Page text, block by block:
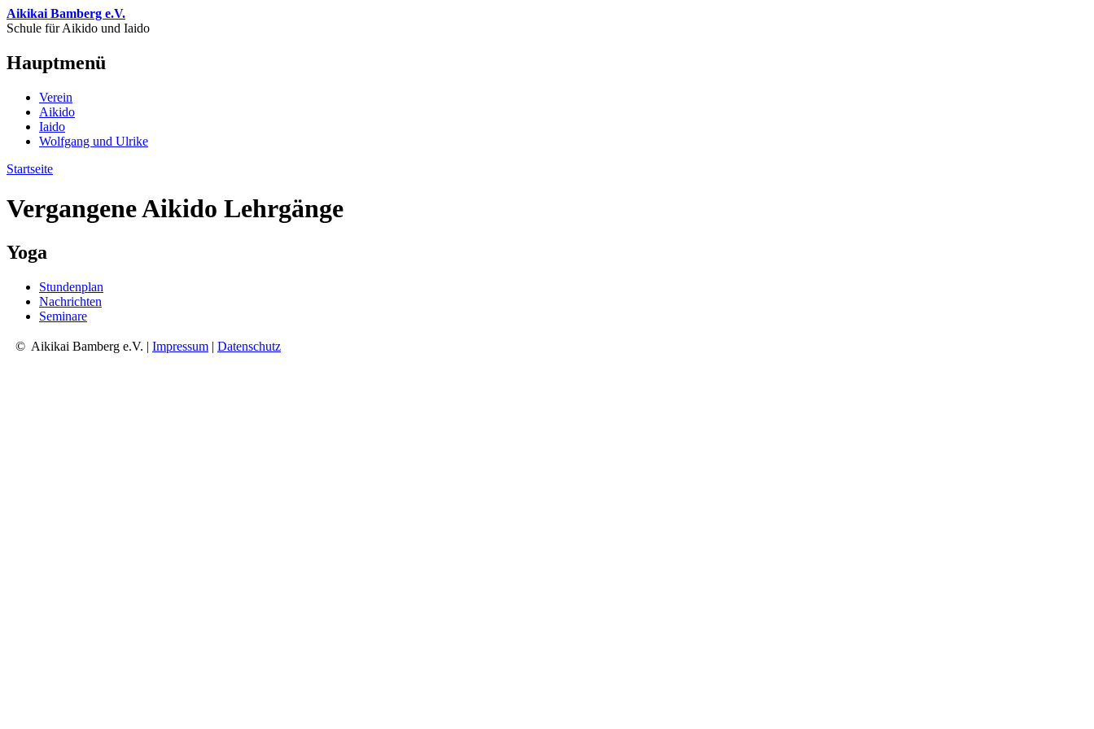
Direkt zum Inhalt
Aikikai Bamberg e.V.
Schule für Aikido und Iaido
Hauptmenü
Verein
Aikido
Iaido
Wolfgang und Ulrike
Startseite
Vergangene Aikido Lehrgänge
Yoga
Stundenplan
Nachrichten
Seminare
© Aikikai Bamberg e.V. | Impressum | Datenschutz